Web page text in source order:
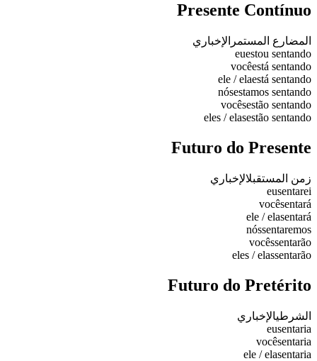
Presente Contínuo
المضارع المستمر الإخباري
euestou sentando
vocêestá sentando
ele / elaestá sentando
nósestamos sentando
vocêsestão sentando
eles / elasestão sentando
Futuro do Presente
زمن المستقبلالإخباري
eusentarei
vocêsentará
ele / elasentará
nóssentaremos
vocêssentarão
eles / elassentarão
Futuro do Pretérito
الشرطيالإخباري
eusentaria
vocêsentaria
ele / elasentaria